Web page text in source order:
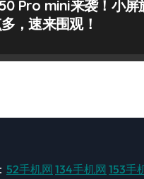
Pro mini来袭！小屏
，速来围观！
52手机网 134手机网 153手